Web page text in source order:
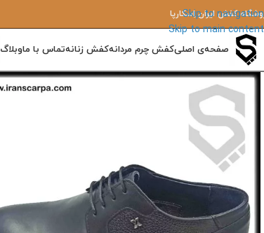
Skip to navigation
Skip to main content
کفش ایران‌ اِسکارپا
صفحه‌ی اصلیکفش چرم مردانهکفش زنانهتماس با ماوبلاگ